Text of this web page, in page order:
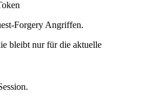
Forgery Angriffen.
bleibt nur für die aktuelle